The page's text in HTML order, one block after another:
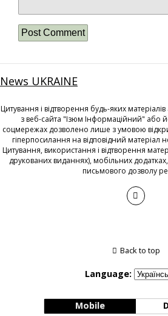
News UKRAINE
Цитування і відтворення будь-яких матеріалів
з веб-сайта "Ізюм Інформаційний" або
соцмережах дозволено лише з умовою
гіперпосилання на відповідний
Цитування, використання і відтворення
друкованих виданнях), мобільних
письмового дозволу
Back to top
Language:
Mobile